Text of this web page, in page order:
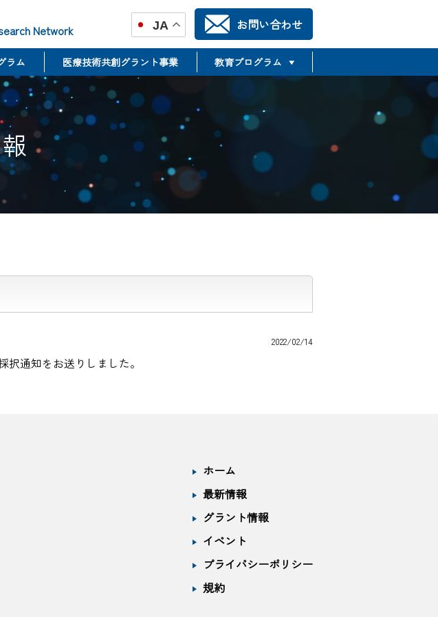
Network
お問い合わせ
JA
ラム 医療技術共創グラント事業 教育プログラム
TSMTP
Translational Science &
Medicine Training Program
2022/02/14
通知をお送りしました。
ホーム
最新情報
グラント情報
イベント
プライバシーポリシー
規約